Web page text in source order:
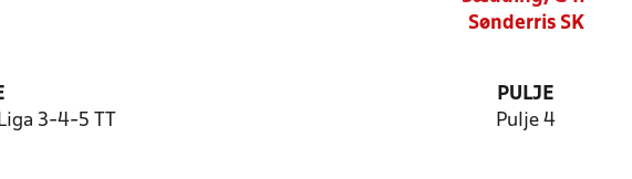
Sønderris SK
3-4-5 TT
PULJE
Pulje 4